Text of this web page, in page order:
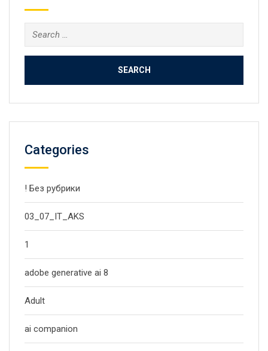
Search
for:
Categories
! Без рубрики
03_07_IT_AKS
1
adobe generative ai 8
Adult
ai companion